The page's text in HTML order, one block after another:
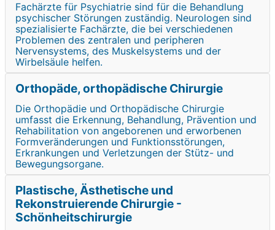
Fachärzte für Psychiatrie sind für die Behandlung
psychischer Störungen zuständig. Neurologen sind
spezialisierte Fachärzte, die bei verschiedenen
Problemen des zentralen und peripheren
Nervensystems, des Muskelsystems und der
Wirbelsäule helfen.
Orthopäde, orthopädische Chirurgie
Die Orthopädie und Orthopädische Chirurgie
umfasst die Erkennung, Behandlung, Prävention und
Rehabilitation von angeborenen und erworbenen
Formveränderungen und Funktionsstörungen,
Erkrankungen und Verletzungen der Stütz- und
Bewegungsorgane.
Plastische, Ästhetische und
Rekonstruierende Chirurgie -
Schönheitschirurgie